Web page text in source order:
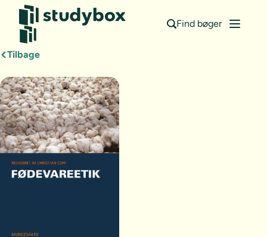
Find bøger
Tilbage